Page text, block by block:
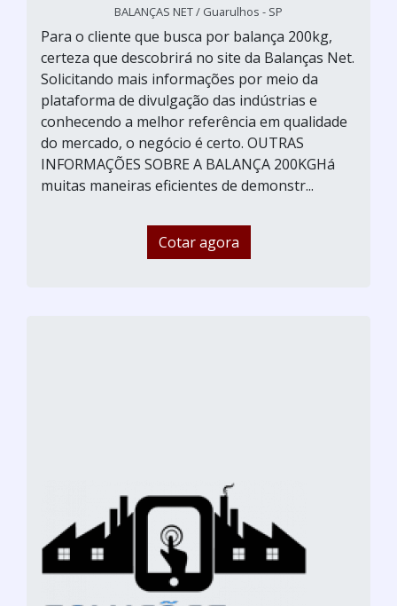
BALANÇAS NET / Guarulhos - SP
Para o cliente que busca por balança 200kg,
certeza que descobrirá no site da Balanças Net.
Solicitando mais informações por meio da
plataforma de divulgação das indústrias e
conhecendo a melhor referência em qualidade
do mercado, o negócio é certo. OUTRAS
INFORMAÇÕES SOBRE A BALANÇA 200KGHá
muitas maneiras eficientes de demonstr...
Cotar agora